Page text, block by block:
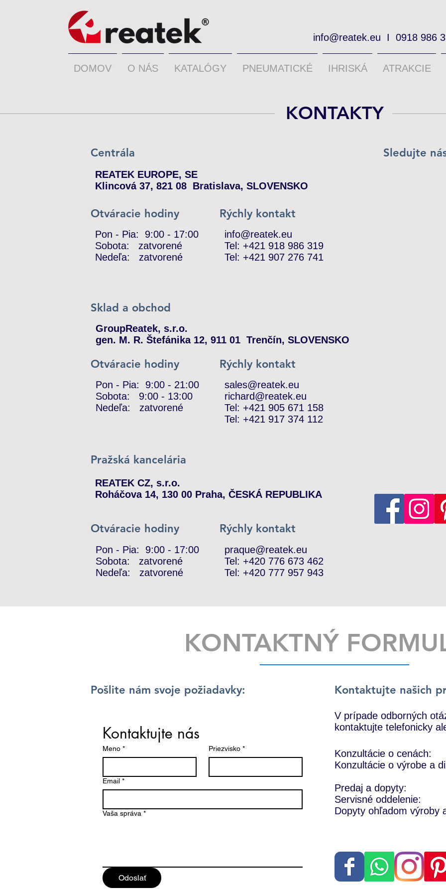
info@reatek.eu I 0918 986
DOMOV O NÁS KATALÓGY PNEUMATICKÉ IHRISKÁ ATRAKCIE
KONTAKTY
Centrála
REATEK EUROPE, SE
Klincová 37, 821 08 Bratislava, SLOVENSKO
Otváracie hodiny
Pon - Pia: 9:00 - 17:00
​​Sobota: zatvorené
​Nedeľa: zatvorené
Rýchly kontakt
​info@reatek.eu
Tel: +421 918 986 319
Tel: +421 907 276 741
Sklad a obchod
GroupReatek, s.r.o.
gen. M. R. Štefánika 12, 911 01 Trenčín, SLOVENSKO
Otváracie hodiny
Pon - Pia: 9:00 - 21:00
​​Sobota: 9:00 - 13:00
​Nedeľa: zatvorené
Rýchly kontakt
sales@reatek.eu
richard@reatek.eu
Tel: +421 905 671 158
Tel: +421 917 374 112
Pražská kancelária
REATEK CZ, s.r.o.
Roháčova 14, 130 00 Praha, ČESKÁ REPUBLIKA
Otváracie hodiny
Pon - Pia: 9:00 - 17:00
​​Sobota: zatvorené
​Nedeľa: zatvorené
Rýchly kontakt
praque@reatek.eu
Tel: +420 776 673 462
Tel: +420 777 957 943
Sledujte
KONTAKTNÝ
Pošlite nám svoje požiadavky:
Kontaktujte nás
Meno * Priezvisko *
Email *
Vaša správa *
Odoslať
Kontaktujte našich
V prípade odborných
kontaktujte telefonicky
Konzultácie o cenách:
Konzultácie o výrobe a
Predaj a dopyty:
Servisné oddelenie:
Dopyty ohľadom výroby